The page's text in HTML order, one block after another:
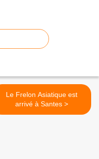
Le Frelon Asiatique est
arrivé à Santes >